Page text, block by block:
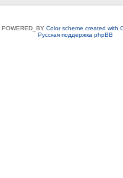
POWERED_BY Color scheme created with
Русская поддержка phpBB